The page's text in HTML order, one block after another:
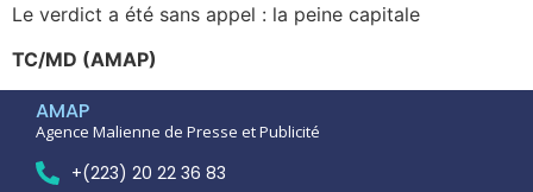
Le verdict a été sans appel : la peine capitale
TC/MD (AMAP)
AMAP
Agence Malienne de Presse et Publicité
+(223) 20 22 36 83